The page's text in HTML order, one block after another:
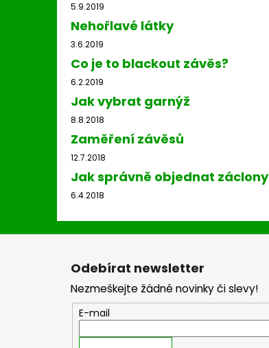
5.9.2019
Nehořlavé látky
3.6.2019
Co je to blackout závěs?
6.2.2019
Jak vybrat garnýž
8.8.2018
Zaměření závěsů
12.7.2018
Jak správně objednat záclony
6.4.2018
Z
Odebírat newsletter
Nezmeškejte žádné novinky či slevy!
E-mail